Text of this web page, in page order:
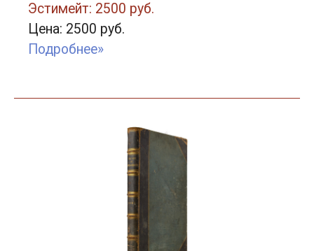
Эстимейт: 2500 руб.
Цена: 2500 руб.
Подробнее»